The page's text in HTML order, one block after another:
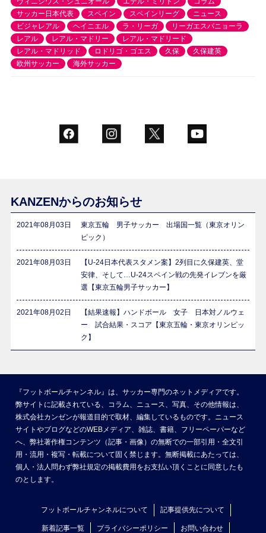
サッカー日本代表
スペイン スペインリーグ
ニュース
ビジャレアル
ヘイニエル ラ・リーガ
リーガエスパニョーラ
レアル
レアル・マドリー
レアル・マドリード
レアル・マドリッド
ロドリゴ・ゴエス 久保
久保建英
欧州サッカー
海外サッカー
KANZENからのお知らせ
2021年08月03日
東京五輪 男子サッカー 出場国一覧（東京オリン
ピック）
2021年08月03日
【U-24日本代表スタメン案】2列目に久保建英、堂
安律、そして…U-24スペイン戦の先発イレブンを厳
選【東京五輪男子サッカー】
2021年08月02日
【結果速報】ハンドボール 女子 日本対ノルウェ
ー 試合結果・スコア【東京五輪・東京オリンピッ
ク】
『フットボールチャンネル』は、サッカー専門のネットメディアです。
弊サイトに記載されている、コラム、ニュース、写真、その他情報は、
株式会社カンゼンが報道目的で取材、編集しているものです。ニュース
サイトやブログなどのWEBメディア、雑誌、書籍、フリーペーパーなど
へ、弊社著作権コンテンツ（記事・画像）の無断での一部引用・全文引
用・流用・複写・転載について固く禁じます。無断掲載にあたっては、
個人・法人問わず弊社規定の掲載費用をお支払い頂くことに同意したも
のとします。
フットボールチャンネルについて 記事提供先について
新着記事一覧 プライバシーポリシー お問い合わせ